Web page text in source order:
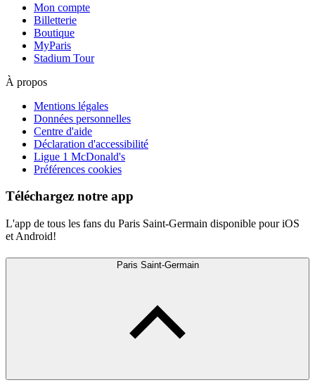
Mon compte
Billetterie
Boutique
MyParis
Stadium Tour
À propos
Mentions légales
Données personnelles
Centre d'aide
Déclaration d'accessibilité
Ligue 1 McDonald's
Préférences cookies
Téléchargez notre app
L'app de tous les fans du Paris Saint-Germain disponible pour iOS
et Android!
Paris Saint-Germain